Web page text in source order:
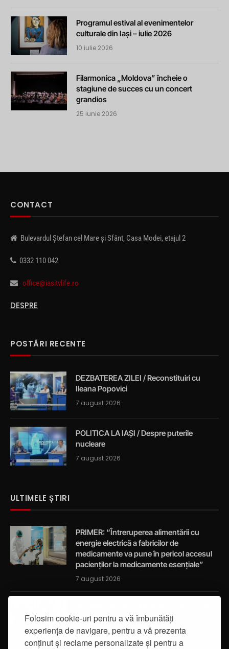
Folosim cookie-uri pentru a vă îmbunătăți
experiența de navigare, pentru a vă prezenta
conținut și reclame personalizate și pentru a
Programul estival al evenimentelor
culturale din Iași – iulie 2026
10 iulie 2026
Filarmonica „Moldova” încheie o
stagiune de succes cu un concert
grandios
25 iunie 2026
CONTACT
Bulevardul Ștefan cel Mare și Sfânt, Casa Modei, etajul 2
0332 110 042
office@iasitvlife.ro
DESPRE
POSTĂRI RECENTE
DEZBATEREA ZILEI / Reconstituiri cu
Ileana Popovici
7 august 2026
POLITICA LA IAȘI / Despre puterile
nucleare
7 august 2026
ULTIMELE ȘTIRI
PRIMER: “Întreruperea alimentării cu
energie electrică a fabricilor de
medicamente va pune în pericol accesul
pacienților la medicamente esențiale”
7 august 2026
integrității
7 august 2026